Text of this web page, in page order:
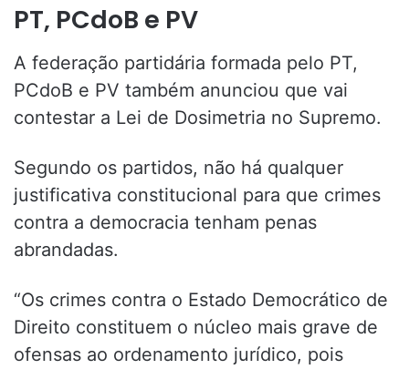
PT, PCdoB e PV
A federação partidária formada pelo PT,
PCdoB e PV também anunciou que vai
contestar a Lei de Dosimetria no Supremo.
Segundo os partidos, não há qualquer
justificativa constitucional para que crimes
contra a democracia tenham penas
abrandadas.
“Os crimes contra o Estado Democrático de
Direito constituem o núcleo mais grave de
ofensas ao ordenamento jurídico, pois